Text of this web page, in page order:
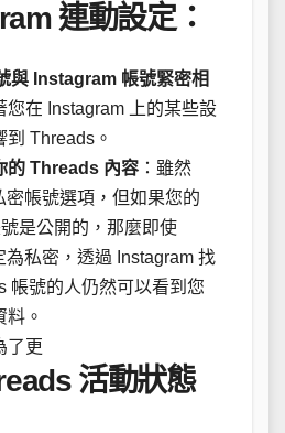
連動設定：
與 Instagram 帳號緊密相
您在 Instagram 上的某些設
到 Threads。
的 Threads 內容 ：雖然
密帳號選項，但如果您的
號是公開的，那麼即使
為私密，透過 Instagram 找
帳號的人仍然可以看到您
料。
了更
活動狀態